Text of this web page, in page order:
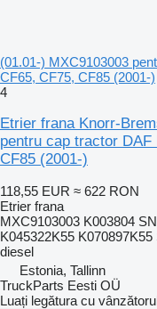
(01.01-) MXC9103003
CF65, CF75, CF85 (2001-)
4
Etrier frana Knorr-
pentru cap tractor DAF
CF85 (2001-)
118,55 EUR ≈ 622 RON
Etrier frana
MXC9103003 K003804
K045322K55
diesel
Estonia, Tallinn
TruckParts Eesti OÜ
Luați legătura cu